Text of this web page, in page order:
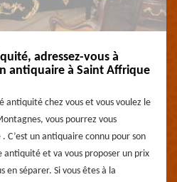
adressez-vous à
antiquaire à Saint Affrique
antiquité chez vous et vous voulez le
vous pourrez vous
C’est un antiquaire connu pour son
et va vous proposer un prix
en séparer. Si vous êtes à la